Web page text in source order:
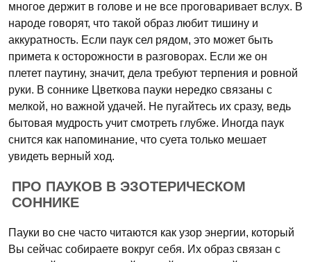
многое держит в голове и не все проговаривает вслух. В
народе говорят, что такой образ любит тишину и
аккуратность. Если паук сел рядом, это может быть
примета к осторожности в разговорах. Если же он
плетет паутину, значит, дела требуют терпения и ровной
руки. В соннике Цветкова пауки нередко связаны с
мелкой, но важной удачей. Не пугайтесь их сразу, ведь
бытовая мудрость учит смотреть глубже. Иногда паук
снится как напоминание, что суета только мешает
увидеть верный ход.
ПРО ПАУКОВ В ЭЗОТЕРИЧЕСКОМ
СОННИКЕ
Пауки во сне часто читаются как узор энергии, который
Вы сейчас собираете вокруг себя. Их образ связан с